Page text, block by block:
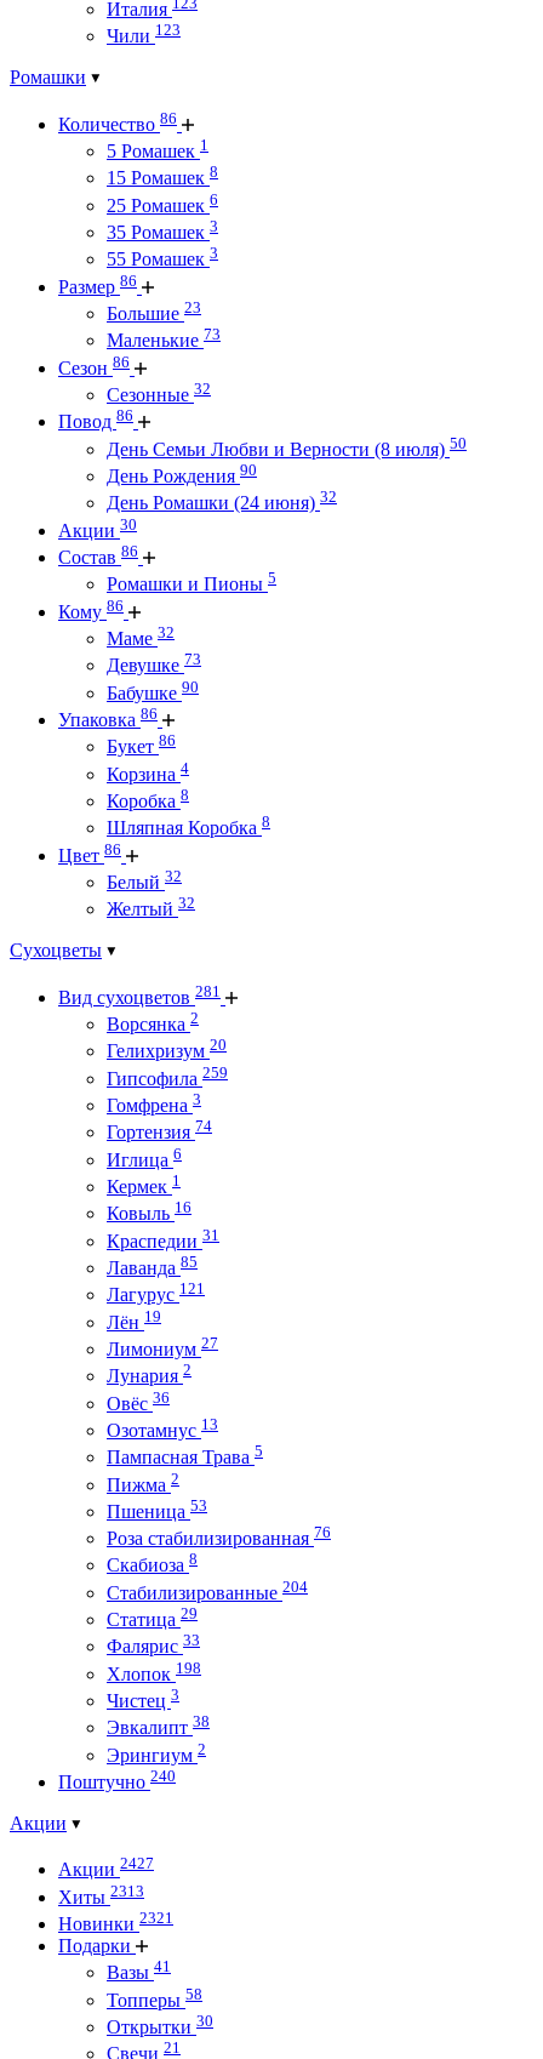
Италия
Чили 123
Ромашки
Количество 86
5 Ромашек 1
15 Ромашек 8
25 Ромашек 6
35 Ромашек 3
55 Ромашек 3
Размер 86
Большие 23
Маленькие 73
Сезон 86
Сезонные 32
Повод 86
День Семьи Любви и Верности (8 июля) 50
День Рождения 90
День Ромашки (24 июня) 32
Акции 30
Состав 86
Ромашки и Пионы 5
Кому 86
Маме 32
Девушке 73
Бабушке 90
Упаковка 86
Букет 86
Корзина 4
Коробка 8
Шляпная Коробка 8
Цвет 86
Белый 32
Желтый 32
Сухоцветы
Вид сухоцветов 281
Ворсянка 2
Гелихризум 20
Гипсофила 259
Гомфрена 3
Гортензия 74
Иглица 6
Кермек 1
Ковыль 16
Краспедии 31
Лаванда 85
Лагурус 121
Лён 19
Лимониум 27
Лунария 2
Овёс 36
Озотамнус 13
Пампасная Трава 5
Пижма 2
Пшеница 53
Роза стабилизированная 76
Скабиоза 8
Стабилизированные 204
Статица 29
Фалярис 33
Хлопок 198
Чистец 3
Эвкалипт 38
Эрингиум 2
Поштучно 240
Акции
Акции 2427
Хиты 2313
Новинки 2321
Подарки
Вазы 41
Топперы 58
Открытки 30
Свечи 21